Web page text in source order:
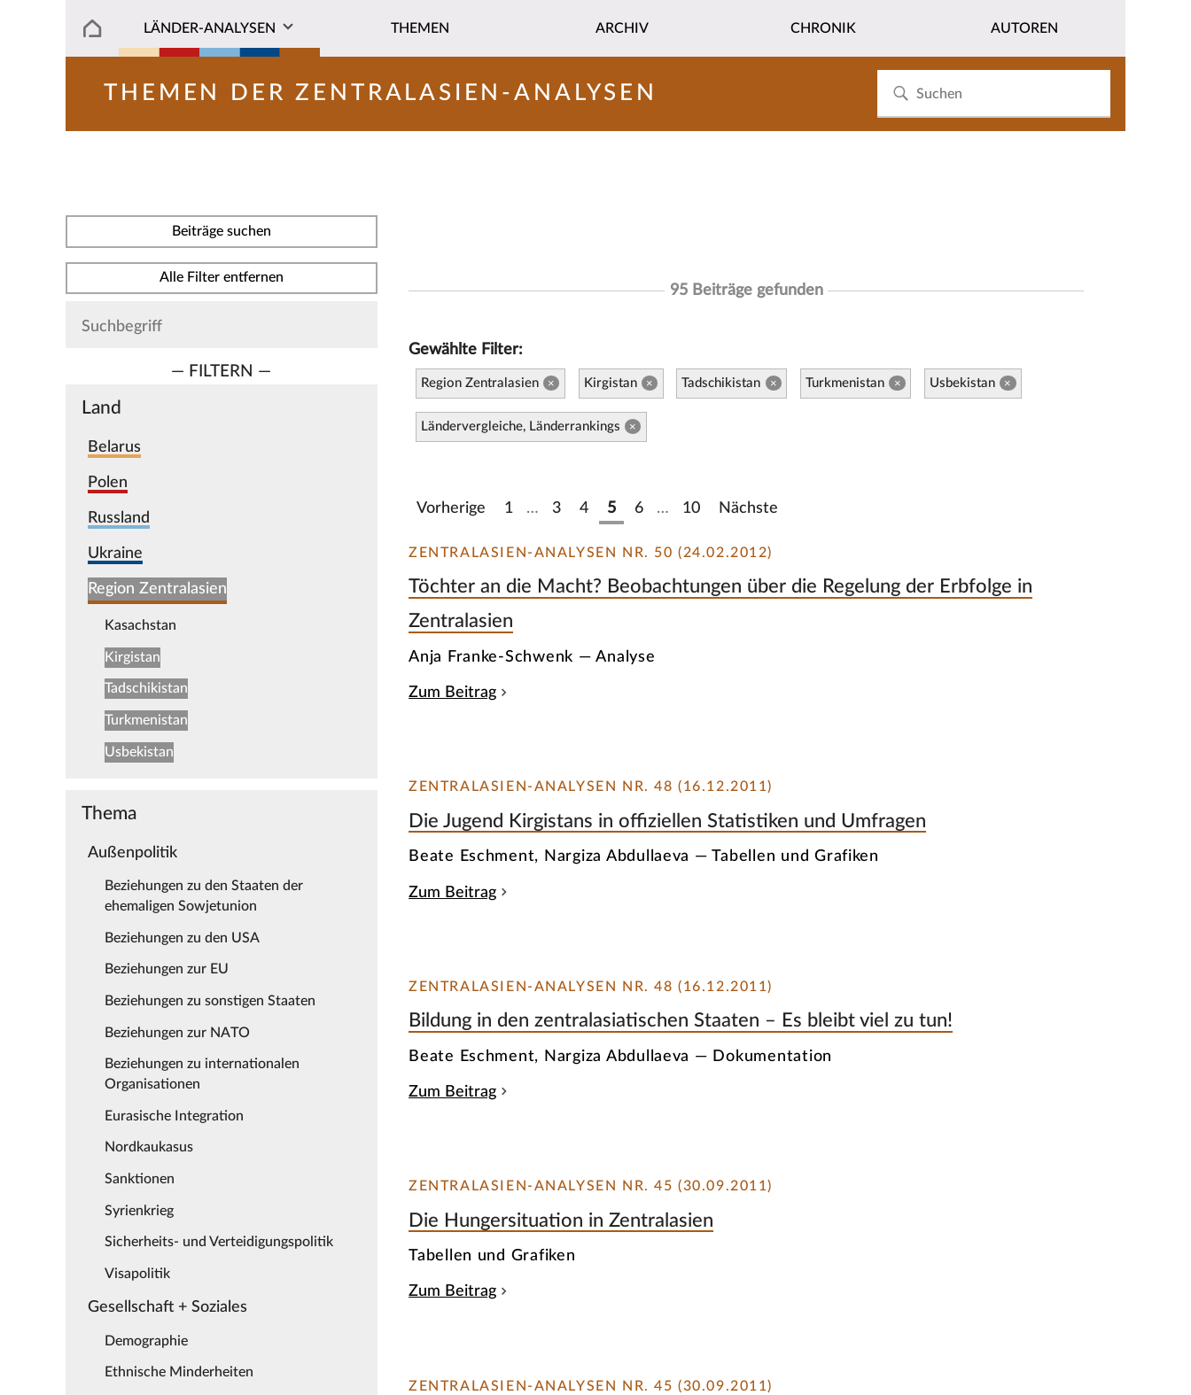
LÄNDER-ANALYSEN THEMEN ARCHIV CHRONIK AUTOREN
THEMEN DER ZENTRALASIEN-ANALYSEN
Beiträge suchen
Alle Filter entfernen
— FILTERN —
Land
Belarus
Polen
Russland
Ukraine
Region Zentralasien
Kasachstan
Kirgistan
Tadschikistan
Turkmenistan
Usbekistan
Thema
Außenpolitik
Beziehungen zu den Staaten der
ehemaligen Sowjetunion
Beziehungen zu den USA
Beziehungen zur EU
Beziehungen zu sonstigen Staaten
Beziehungen zur NATO
Beziehungen zu internationalen
Organisationen
Eurasische Integration
Nordkaukasus
Sanktionen
Syrienkrieg
Sicherheits- und Verteidigungspolitik
Visapolitik
Gesellschaft + Soziales
Demographie
Ethnische Minderheiten
95 Beiträge gefunden
Gewählte Filter:
Region Zentralasien × Kirgistan × Tadschikistan × Turkmenistan × Usbekistan ×
Ländervergleiche, Länderrankings ×
Vorherige 1 … 3 4 5 6 … 10 Nächste
ZENTRALASIEN-ANALYSEN NR. 50 (24.02.2012)
Töchter an die Macht? Beobachtungen über die Regelung der Erbfolge in
Zentralasien
Anja Franke-Schwenk — Analyse
Zum Beitrag
ZENTRALASIEN-ANALYSEN NR. 48 (16.12.2011)
Die Jugend Kirgistans in offiziellen Statistiken und Umfragen
Beate Eschment, Nargiza Abdullaeva — Tabellen und Grafiken
Zum Beitrag
ZENTRALASIEN-ANALYSEN NR. 48 (16.12.2011)
Bildung in den zentralasiatischen Staaten – Es bleibt viel zu tun!
Beate Eschment, Nargiza Abdullaeva — Dokumentation
Zum Beitrag
ZENTRALASIEN-ANALYSEN NR. 45 (30.09.2011)
Die Hungersituation in Zentralasien
Tabellen und Grafiken
Zum Beitrag
ZENTRALASIEN-ANALYSEN NR. 45 (30.09.2011)